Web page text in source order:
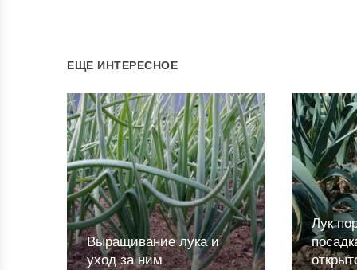
ЕЩЕ ИНТЕРЕСНОЕ
Выращивание лука и
уход за ним
Лук